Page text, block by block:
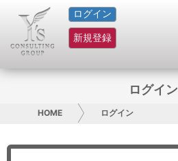
ログイン
新規登録
HOME
サービス紹介
グループ概要
採用情報
ログイン
HOME ログイン